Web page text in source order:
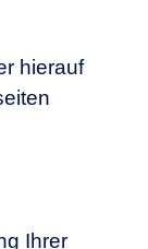
hierauf
Ihrer